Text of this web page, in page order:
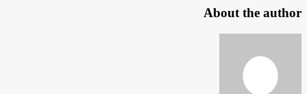
About the author